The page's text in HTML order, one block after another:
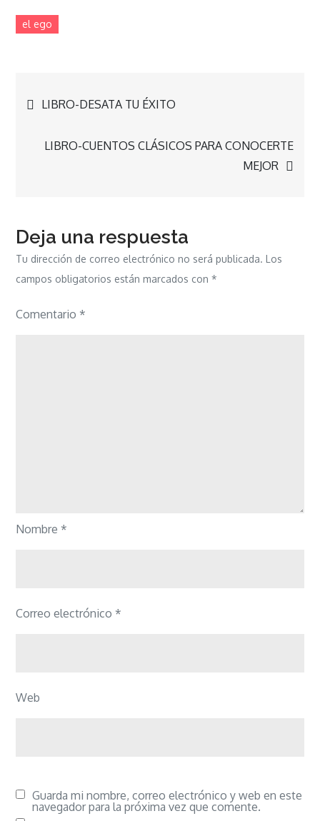
el ego
Navegación
de
LIBRO-DESATA TU ÉXITO
LIBRO-CUENTOS CLÁSICOS PARA CONOCERTE
MEJOR
Deja una respuesta
Tu dirección de correo electrónico no será publicada. Los
campos obligatorios están marcados con*
Comentario *
Nombre *
Correo electrónico *
Web
Guarda mi nombre, correo electrónico y web en este
navegador para la próxima vez que comente.